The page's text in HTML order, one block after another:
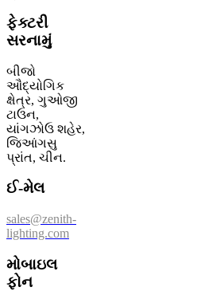
ફેક્ટરી
સરનામું
બીજો
ઔદ્યોગિક
ક્ષેત્ર, ગુઓજી
ટાઉન,
યાંગઝોઉ શહેર,
જિઆંગસુ
પ્રાંત, ચીન.
ઈ-મેલ
sales@zenith-
lighting.com
મોબાઇલ
ફોન